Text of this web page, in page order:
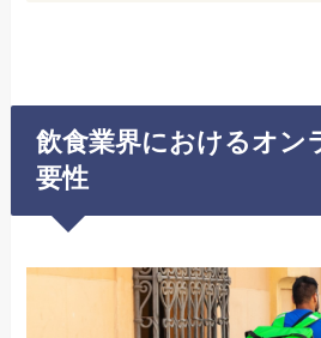
飲食業界におけるオン
要性